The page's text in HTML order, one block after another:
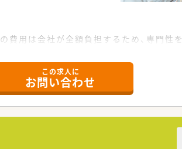
費用は会社が全額負担するため、専門性
力しながら日々の業務にあたっている店
の処方箋を1日あたり80枚から100枚ほ
導入することで日々の業務の効率化と安
この求人に
お問い合わせ